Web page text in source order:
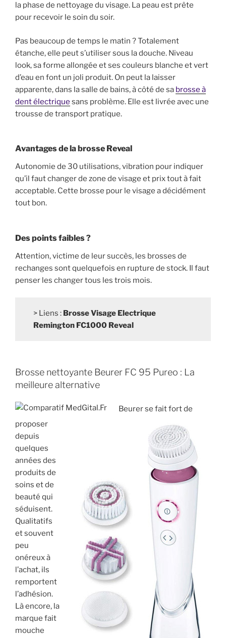
la phase de nettoyage du visage. La peau est prête
pour recevoir le soin du soir.
Pas beaucoup de temps le matin ? Totalement
étanche, elle peut s’utiliser sous la douche. Niveau
look, sa forme allongée et ses couleurs blanche et vert
d’eau en font un joli produit. On peut la laisser
apparente, dans la salle de bains, à côté de sa brosse à
dent électrique sans problème. Elle est livrée avec une
trousse de transport pratique.
Avantages de la brosse Reveal
Autonomie de 30 utilisations, vibration pour indiquer
qu’il faut changer de zone de visage et prix tout à fait
acceptable. Cette brosse pour le visage a décidément
tout bon.
Des points faibles ?
Attention, victime de leur succès, les brosses de
rechanges sont quelquefois en rupture de stock. Il faut
penser les changer tous les trois mois.
> Liens : Brosse Visage Electrique
Remington FC1000 Reveal
Brosse nettoyante Beurer FC 95 Pureo : La
meilleure alternative
Beurer se fait fort de
proposer
depuis
quelques
années des
produits de
soins et de
beauté qui
séduisent.
Qualitatifs
et souvent
peu
onéreux à
l’achat, ils
remportent
l’adhésion.
Là encore, la
marque fait
mouche